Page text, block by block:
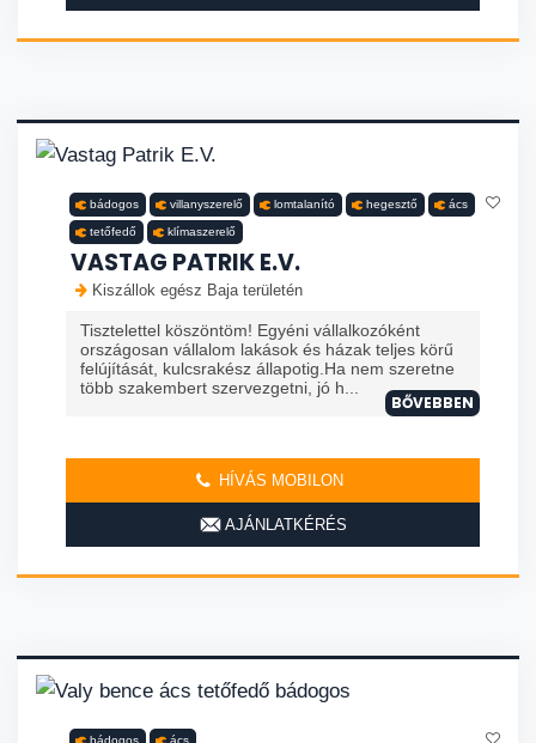
bádogos villanyszerelő lomtalanító hegesztő ács
tetőfedő klímaszerelő
VASTAG PATRIK E.V.
Kiszállok egész Baja területén
Tisztelettel köszöntöm! Egyéni vállalkozóként
országosan vállalom lakások és házak teljes körű
felújítását, kulcsrakész állapotig.Ha nem szeretne
több szakembert szervezgetni, jó h...
BŐVEBBEN
HÍVÁS MOBILON
AJÁNLATKÉRÉS